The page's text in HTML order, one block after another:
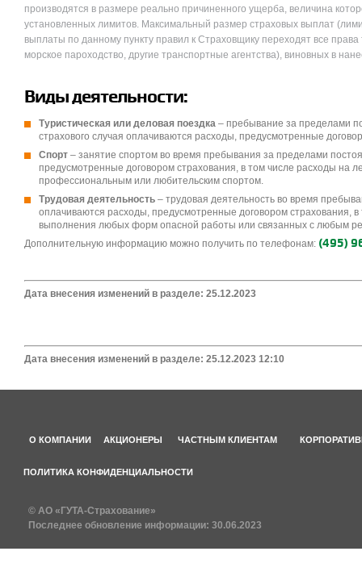
производятся в размере реально причиненного ущерба, величина
установленных лимитов. Максимальный размер страховых выплат
выплаты по данному пункту правил к Страховщику переходят все
морское пароходство, другие транспортные агентства), виновных в
Виды деятельности:
Туристическая или деловая поездка – пребывание за пределами
страхового случая оплачиваются расходы, предусмотренные
Спорт – занятие спортом во время пребывания за пределами
предусмотренные договором страхования, в том числе расходы на
профессиональным или любительским спортом.
Трудовая деятельность – трудовая деятельность во время
оплачиваются расходы, предусмотренные договором страхования,
выполнения любых форм опасной работы или связанных с любым
Дополнительную информацию можно получить по телефонам: (495)
Дата внесения изменений в разделе: 25.12.2023
Дата внесения изменений в разделе: 25.12.2023 12:10
О КОМПАНИИ АКЦИОНЕРЫ ЧАСТНЫМ КЛИЕНТАМ
ПОЛИТИКА КОНФИДЕНЦИАЛЬНОСТИ
© АО «ГУТА-Страхование»
Последнее обновление информации: 30.06.2023